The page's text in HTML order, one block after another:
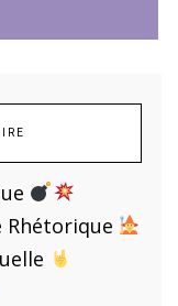
Rhétorique